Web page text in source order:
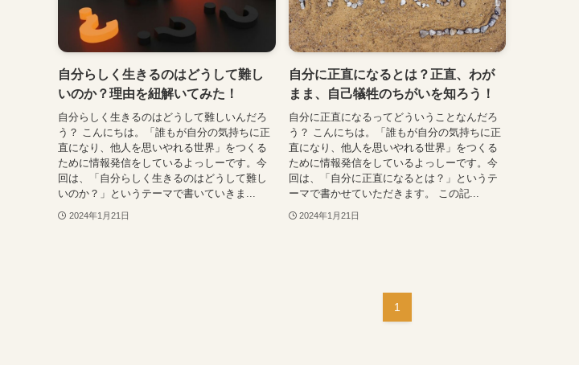
自分らしく生きるのはどうして難し
いのか？理由を紐解いてみた！
自分らしく生きるのはどうして難しいんだろ
う？ こんにちは。「誰もが自分の気持ちに正
直になり、他人を思いやれる世界」をつくる
ために情報発信をしているよっしーです。今
回は、「自分らしく生きるのはどうして難し
いのか？」というテーマで書いていきま...
2024年1月21日
自分に正直になるとは？正直、わが
まま、自己犠牲のちがいを知ろう！
自分に正直になるってどういうことなんだろ
う？ こんにちは。「誰もが自分の気持ちに正
直になり、他人を思いやれる世界」をつくる
ために情報発信をしているよっしーです。今
回は、「自分に正直になるとは？」というテ
ーマで書かせていただきます。 この記...
2024年1月21日
1